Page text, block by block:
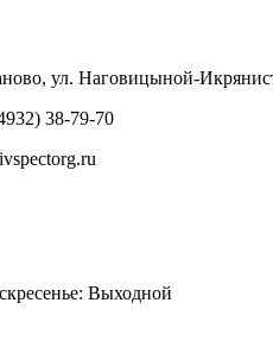
ул. Наговицыной-
38-79-70
Выходной